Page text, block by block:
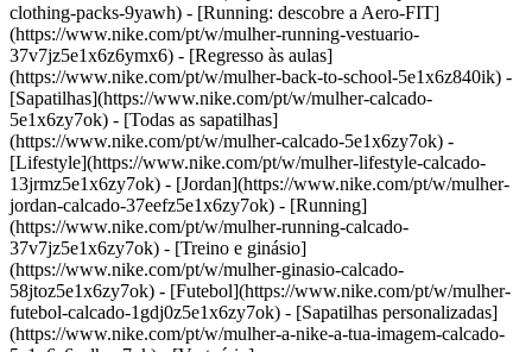
clothing-packs-9yawh) - [Running: descobre a Aero-FIT]
(https://www.nike.com/pt/w/mulher-running-vestuario-
37v7jz5e1x6z6ymx6) - [Regresso às aulas]
(https://www.nike.com/pt/w/mulher-back-to-school-5e1x6z840ik) -
[Sapatilhas](https://www.nike.com/pt/w/mulher-calcado-
5e1x6zy7ok) - [Todas as sapatilhas]
(https://www.nike.com/pt/w/mulher-calcado-5e1x6zy7ok) -
[Lifestyle](https://www.nike.com/pt/w/mulher-lifestyle-calcado-
13jrmz5e1x6zy7ok) - [Jordan](https://www.nike.com/pt/w/mulher-
jordan-calcado-37eefz5e1x6zy7ok) - [Running]
(https://www.nike.com/pt/w/mulher-running-calcado-
37v7jz5e1x6zy7ok) - [Treino e ginásio]
(https://www.nike.com/pt/w/mulher-ginasio-calcado-
58jtoz5e1x6zy7ok) - [Futebol](https://www.nike.com/pt/w/mulher-
futebol-calcado-1gdj0z5e1x6zy7ok) - [Sapatilhas personalizadas]
(https://www.nike.com/pt/w/mulher-a-nike-a-tua-imagem-calcado-